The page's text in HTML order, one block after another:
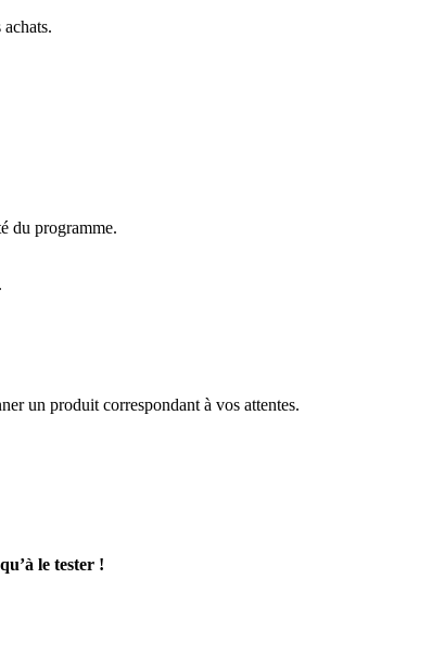
du programme.
un produit correspondant à vos attentes.
le tester !